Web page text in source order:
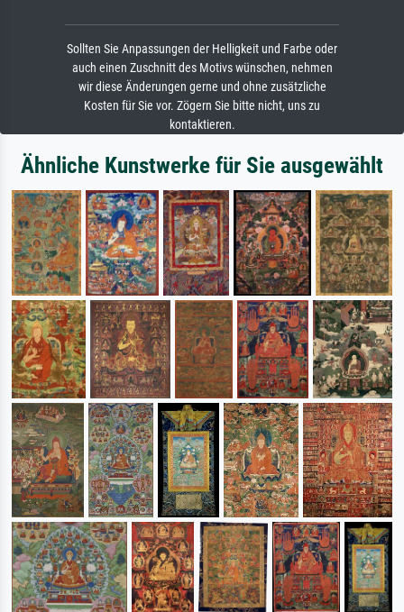
Sollten Sie Anpassungen der Helligkeit und Farbe oder
auch einen Zuschnitt des Motivs wünschen, nehmen
wir diese Änderungen gerne und ohne zusätzliche
Kosten für Sie vor. Zögern Sie bitte nicht, uns zu
kontaktieren.
Ähnliche Kunstwerke für Sie ausgewählt